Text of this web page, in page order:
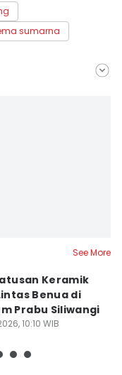
sumarna
See More
Keramik
Benua di
Prabu Siliwangi
10:10 WIB